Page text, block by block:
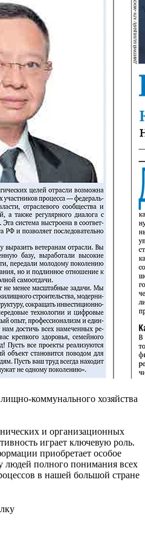
коммунального хозяйства
и организационных
играет ключевую роль.
приобретает особое
людей полного понимания всех
в нашей большой стране